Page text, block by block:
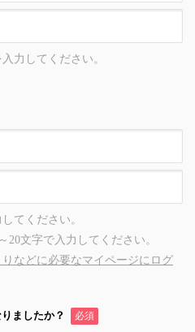
力してください。
てください。
文字で入力してください。
などに必要なマイページにログ
ましたか？ 必須